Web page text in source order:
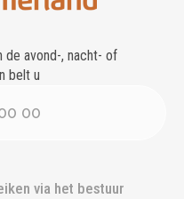
de avond-, nacht- of
belt u
00
via het bestuur